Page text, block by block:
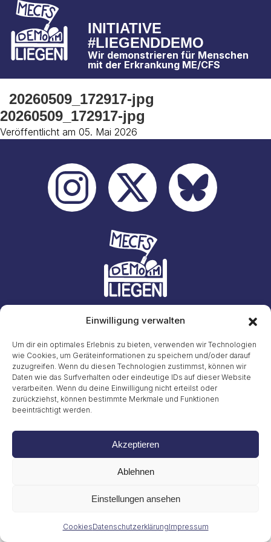
Einwilligung verwalten
Um dir ein optimales Erlebnis zu bieten, verwenden wir Technologien
wie Cookies, um Geräteinformationen zu speichern und/oder darauf
zuzugreifen. Wenn du diesen Technologien zustimmst, können wir
Daten wie das Surfverhalten oder eindeutige IDs auf dieser Website
verarbeiten. Wenn du deine Einwilligung nicht erteilst oder
zurückziehst, können bestimmte Merkmale und Funktionen
beeinträchtigt werden.
Akzeptieren
Ablehnen
Einstellungen ansehen
CookiesDatenschutzerklärungImpressum
INITIATIVE
#LIEGENDDEMO
Wir demonstrieren für Menschen
mit der Erkrankung ME/CFS
20260509_172917-jpg
20260509_172917-jpg
Veröffentlicht am 05. Mai 2026
Gritt Buggenhagen
Tel. 49 (0)151 72038889
Impressum
© 2026